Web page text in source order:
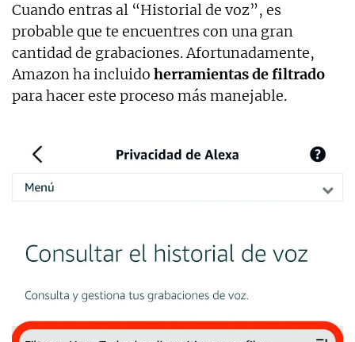
Cuando entras al “Historial de voz”, es
probable que te encuentres con una gran
cantidad de grabaciones. Afortunadamente,
Amazon ha incluido herramientas de filtrado
para hacer este proceso más manejable.